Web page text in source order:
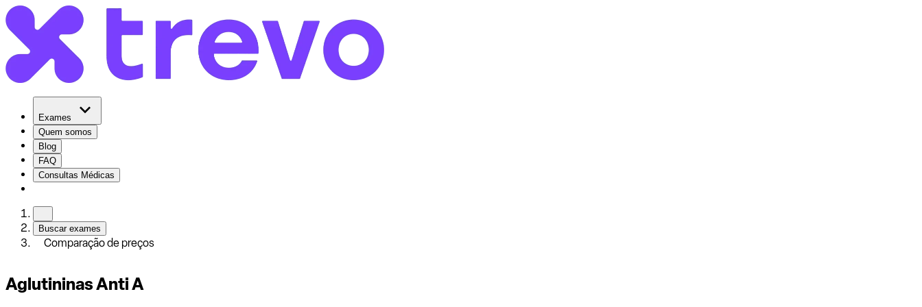
Exames
Quem somos
Blog
FAQ
Consultas Médicas
Buscar exames
Comparação de preços
Aglutininas Anti A